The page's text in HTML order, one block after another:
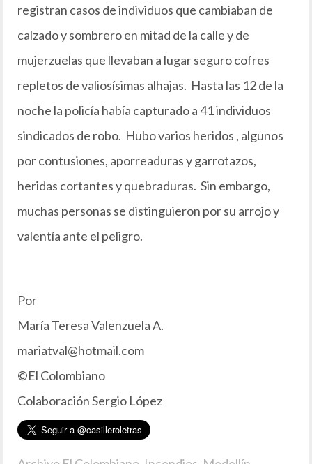
registran casos de individuos que cambiaban de
calzado y sombrero en mitad de la calle y de
mujerzuelas que llevaban a lugar seguro cofres
repletos de valiosísimas alhajas. Hasta las 12 de la
noche la policía había capturado a 41 individuos
sindicados de robo. Hubo varios heridos , algunos
por contusiones, aporreaduras y garrotazos,
heridas cortantes y quebraduras. Sin embargo,
muchas personas se distinguieron por su arrojo y
valentía ante el peligro.
Por
María Teresa Valenzuela A.
mariatval@hotmail.com
©El Colombiano
Colaboración Sergio López